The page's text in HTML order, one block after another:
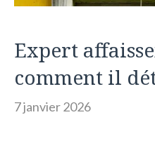
Expert
comment il
7 janvier 2026